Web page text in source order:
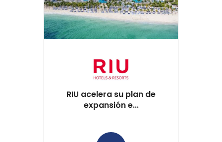
RIU acelera su plan de
expansión e...